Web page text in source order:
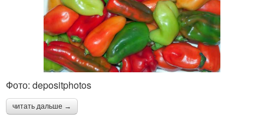
Фото: depositphotos
читать дальше →